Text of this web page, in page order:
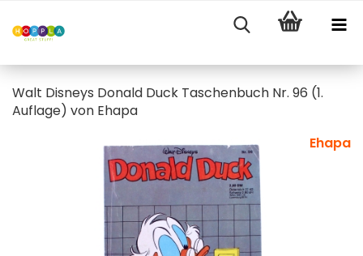
Walt Disneys Donald Duck Taschenbuch Nr. 96 (1.
Auflage) von Ehapa
Ehapa